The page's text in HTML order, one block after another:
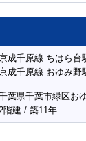
成千原線 ちはら台
成千原線 おゆみ野
葉県千葉市緑区お
階建 / 築11年